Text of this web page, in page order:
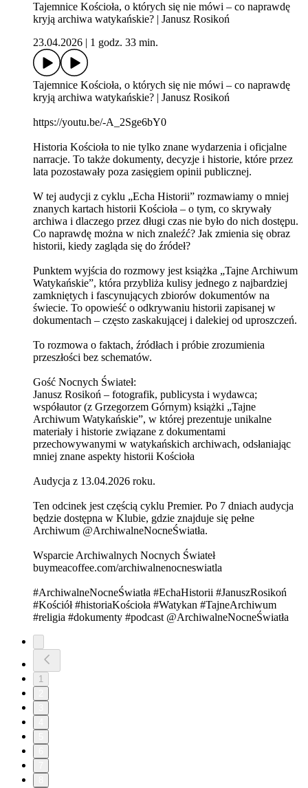
Tajemnice Kościoła, o których się nie mówi – co naprawdę
kryją archiwa watykańskie? | Janusz Rosikoń
23.04.2026
1 godz. 33 min.
Tajemnice Kościoła, o których się nie mówi – co naprawdę
kryją archiwa watykańskie? | Janusz Rosikoń
https://youtu.be/-A_2Sge6bY0
Historia Kościoła to nie tylko znane wydarzenia i oficjalne
narracje. To także dokumenty, decyzje i historie, które przez
lata pozostawały poza zasięgiem opinii publicznej.
W tej audycji z cyklu „Echa Historii” rozmawiamy o mniej
znanych kartach historii Kościoła – o tym, co skrywały
archiwa i dlaczego przez długi czas nie było do nich dostępu.
Co naprawdę można w nich znaleźć? Jak zmienia się obraz
historii, kiedy zagląda się do źródeł?
Punktem wyjścia do rozmowy jest książka „Tajne Archiwum
Watykańskie”, która przybliża kulisy jednego z najbardziej
zamkniętych i fascynujących zbiorów dokumentów na
świecie. To opowieść o odkrywaniu historii zapisanej w
dokumentach – często zaskakującej i dalekiej od uproszczeń.
To rozmowa o faktach, źródłach i próbie zrozumienia
przeszłości bez schematów.
Gość Nocnych Świateł:
Janusz Rosikoń – fotografik, publicysta i wydawca;
współautor (z Grzegorzem Górnym) książki „Tajne
Archiwum Watykańskie”, w której prezentuje unikalne
materiały i historie związane z dokumentami
przechowywanymi w watykańskich archiwach, odsłaniając
mniej znane aspekty historii Kościoła
Audycja z 13.04.2026 roku.
Ten odcinek jest częścią cyklu Premier. Po 7 dniach audycja
będzie dostępna w Klubie, gdzie znajduje się pełne
Archiwum @ArchiwalneNocneŚwiatła.
Wsparcie Archiwalnych Nocnych Świateł
buymeacoffee.com/archiwalnenocneswiatla
#ArchiwalneNocneŚwiatła #EchaHistorii #JanuszRosikoń
#Kościół #historiaKościoła #Watykan #TajneArchiwum
#religia #dokumenty #podcast @ArchiwalneNocneŚwiatła
1